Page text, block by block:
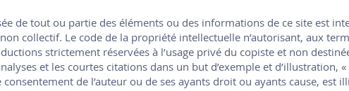
de tout ou partie des éléments ou des informations de ce site est
collectif. Le code de la propriété intellectuelle n’autorisant, aux
strictement réservées à l’usage privé du copiste et non
et les courtes citations dans un but d’exemple et d’illustration,
de l’auteur ou de ses ayants droit ou ayants cause, est